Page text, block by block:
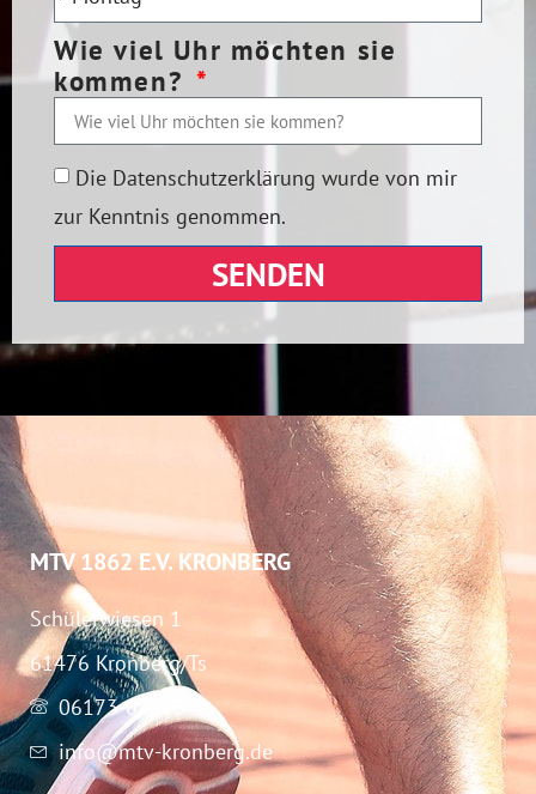
Wie viel Uhr möchten sie
kommen?
Die Datenschutzerklärung wurde von mir
zur Kenntnis genommen.
SENDEN
MTV 1862 E.V. KRONBERG
Schülerwiesen 1
61476 Kronberg/Ts
06173-67283
info@mtv-kronberg.de